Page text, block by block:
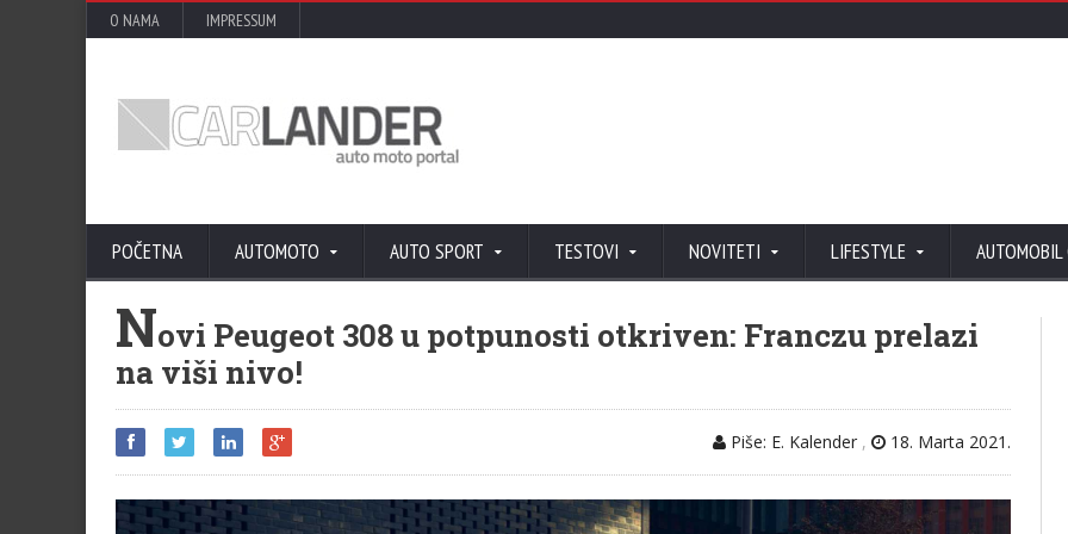
O NAMA IMPRESSUM
POČETNA AUTOMOTO AUTO SPORT TESTOVI NOVITETI LIFESTYLE AUTOMOBIL
Novi Peugeot 308 u potpunosti otkriven: Franczu prelazi
na viši nivo!
Piše: E. Kalender , 18. Marta 2021.